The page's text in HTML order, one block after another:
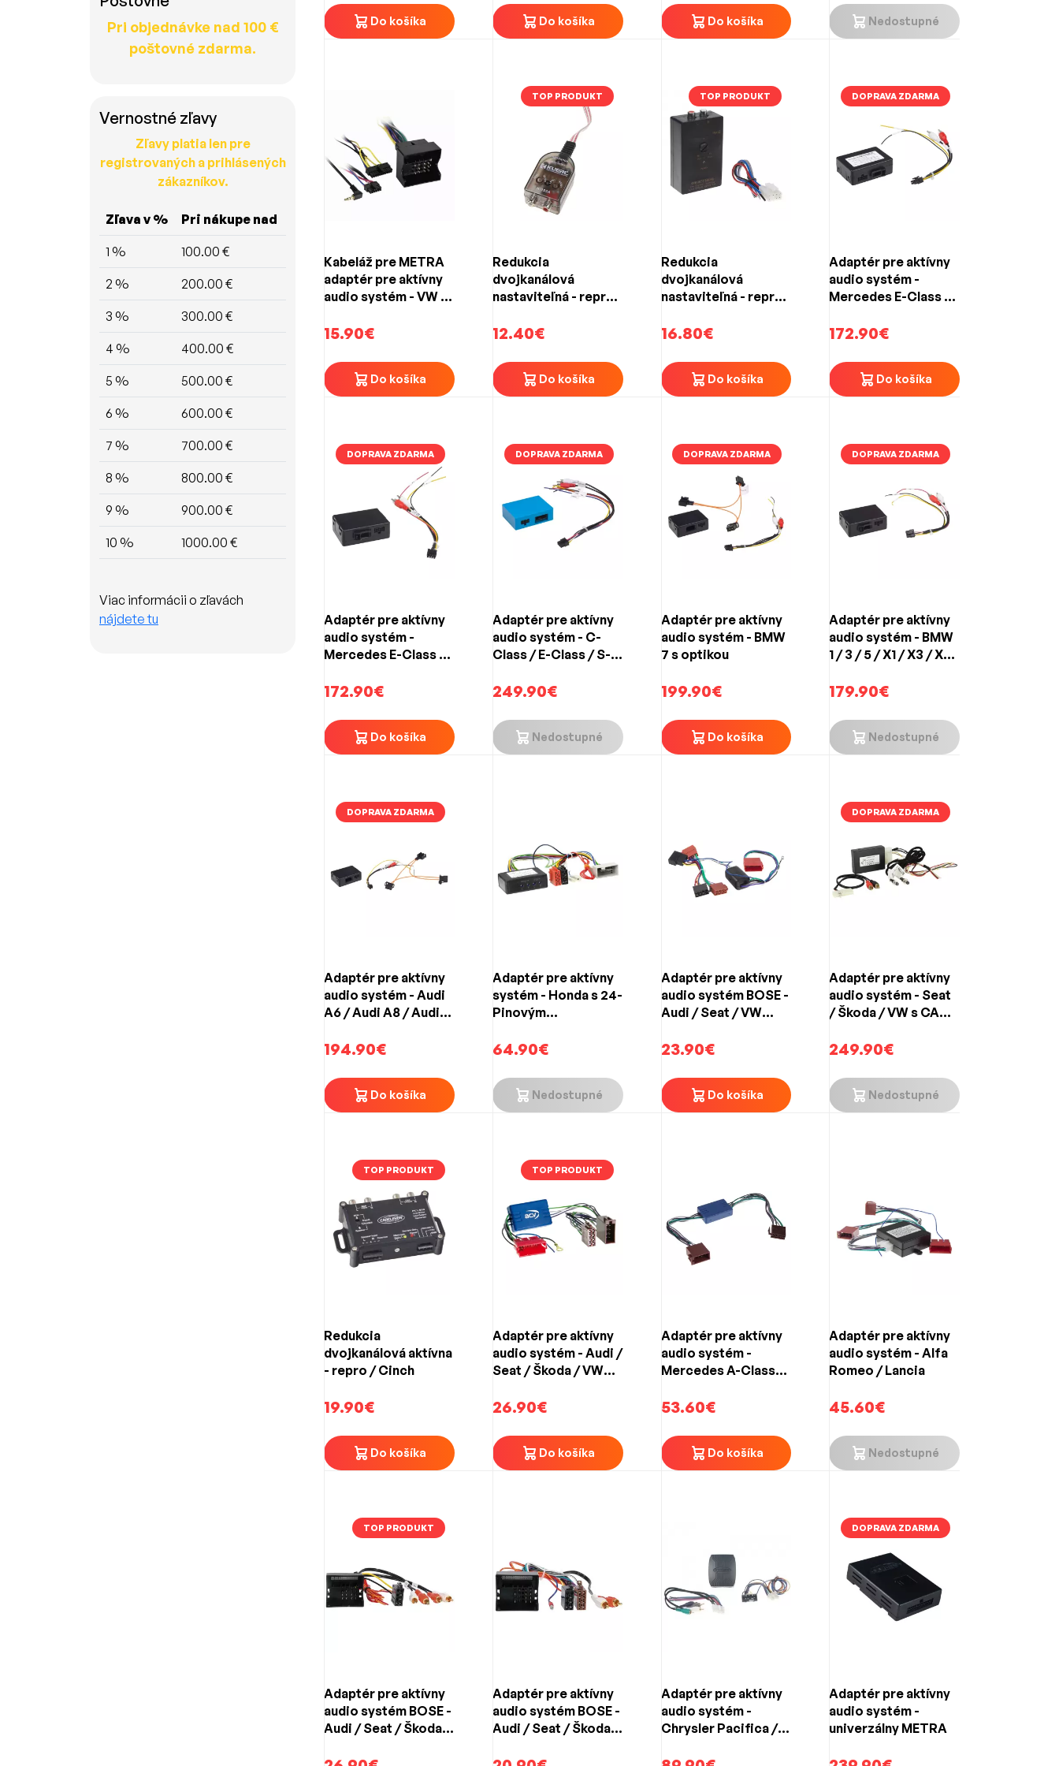
Pri objednávke nad 100 €
poštovné zdarma.
Vernostné zľavy
Zľavy platia len pre
registrovaných a prihlásených
zákazníkov.
Zľava v % Pri nákupe nad
1 % 100.00 €
2 % 200.00 €
3 % 300.00 €
4 % 400.00 €
5 % 500.00 €
6 % 600.00 €
7 % 700.00 €
8 % 800.00 €
9 % 900.00 €
10 % 1000.00 €
Viac informácii o zľavách
nájdete tu
Vhodné pre modernizáciu zvuku bez zásahov do elektroinštalácie
Do košíka Do košíka Do košíka Nedostupné
Kabeláž pre METRA
adaptér pre aktívny
audio systém - VW /
15.90€
Do košíka
TOP PRODUKT
Redukcia
dvojkanálová
nastaviteľná - repro
12.40€
Do košíka
TOP PRODUKT
Redukcia
dvojkanálová
nastaviteľná - repro
oneskorenia KUERL
16.80€
Do košíka
DOPRAVA ZDARMA
Adaptér pre aktívny
audio systém -
Mercedes E-Class /
s optikou
172.90€
Do košíka
DOPRAVA ZDARMA
Adaptér pre aktívny
audio systém -
Mercedes E-Class /
optikou
172.90€
Do košíka
DOPRAVA ZDARMA
Adaptér pre aktívny
audio systém - C-
Class / E-Class / S-
/ SL s optikou
249.90€
Nedostupné
DOPRAVA ZDARMA
Adaptér pre aktívny
audio systém - BMW
7 s optikou
199.90€
Do košíka
DOPRAVA ZDARMA
Adaptér pre aktívny
audio systém - BMW
1 / 3 / 5 / X1 / X3 / X5
179.90€
Nedostupné
DOPRAVA ZDARMA
Adaptér pre aktívny
audio systém - Audi
A6 / Audi A8 / Audi
194.90€
Do košíka
Adaptér pre aktívny
systém - Honda s 24-
Pinovým
64.90€
Nedostupné
Adaptér pre aktívny
audio systém BOSE -
Audi / Seat / VW
23.90€
Do košíka
DOPRAVA ZDARMA
Adaptér pre aktívny
audio systém - Seat
/ Škoda / VW s CAN-
system / Dynaudio /
Olufsen)
249.90€
Nedostupné
TOP PRODUKT
Redukcia
dvojkanálová aktívna
- repro / Cinch
19.90€
Do košíka
TOP PRODUKT
Adaptér pre aktívny
audio systém - Audi /
Seat / Škoda / VW
26.90€
Do košíka
Adaptér pre aktívny
audio systém -
Mercedes A-Classe
Classe / S-Classe /
53.60€
Do košíka
Adaptér pre aktívny
audio systém - Alfa
Romeo / Lancia
45.60€
Nedostupné
TOP PRODUKT
Adaptér pre aktívny
audio systém BOSE -
Audi / Seat / Škoda /
+ 4x Cinch)
Adaptér pre aktívny
audio systém BOSE -
Audi / Seat / Škoda /
+ 2x Cinch)
Adaptér pre aktívny
audio systém -
Chrysler Pacifica /
DOPRAVA ZDARMA
Adaptér pre aktívny
audio systém -
univerzálny METRA